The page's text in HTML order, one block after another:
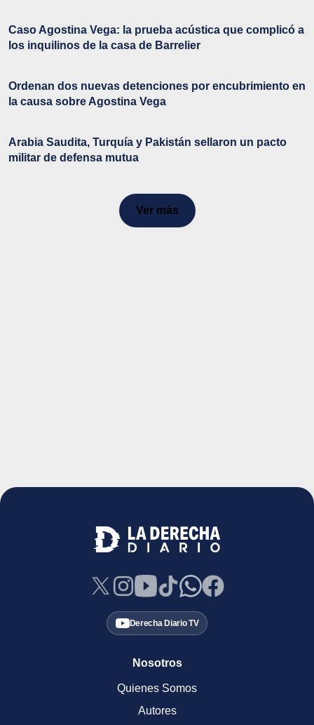
Caso Agostina Vega: la prueba acústica que complicó a
los inquilinos de la casa de Barrelier
Ordenan dos nuevas detenciones por encubrimiento en
la causa sobre Agostina Vega
Arabia Saudita, Turquía y Pakistán sellaron un pacto
militar de defensa mutua
Ver más
Derecha Diario TV
Nosotros
Quienes Somos
Autores